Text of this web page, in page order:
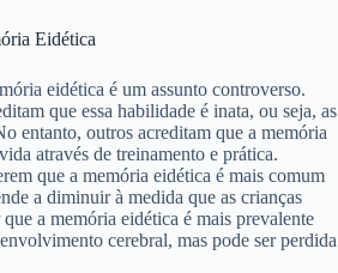
Eidética
eidética é um assunto controverso.
que essa habilidade é inata, ou seja, as
entanto, outros acreditam que a memória
através de treinamento e prática.
que a memória eidética é mais comum
a diminuir à medida que as crianças
a memória eidética é mais prevalente
cerebral, mas pode ser perdida